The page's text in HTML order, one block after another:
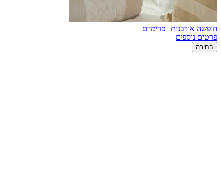
חופשה אורבנית | פרימיום
פרטים נוספים
בחירה